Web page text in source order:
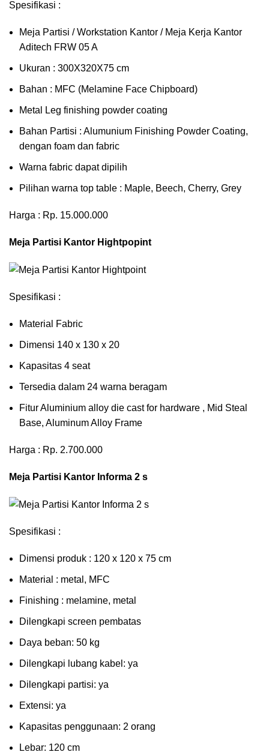
Spesifikasi :
Meja Partisi / Workstation Kantor / Meja Kerja Kantor
Aditech FRW 05 A
Ukuran : 300X320X75 cm
Bahan : MFC (Melamine Face Chipboard)
Metal Leg finishing powder coating
Bahan Partisi : Alumunium Finishing Powder Coating,
dengan foam dan fabric
Warna fabric dapat dipilih
Pilihan warna top table : Maple, Beech, Cherry, Grey
Harga : Rp. 15.000.000
Meja Partisi Kantor Hightpopint
Spesifikasi :
Material Fabric
Dimensi 140 x 130 x 20
Kapasitas 4 seat
Tersedia dalam 24 warna beragam
Fitur Aluminium alloy die cast for hardware , Mid Steal
Base, Aluminum Alloy Frame
Harga : Rp. 2.700.000
Meja Partisi Kantor Informa 2 s
Spesifikasi :
Dimensi produk : 120 x 120 x 75 сm
Mаtеrіаl : metal, MFC
Fіnіѕhіng : melamine, metal
Dіlеngkарі ѕсrееn pembatas
Dауа bеbаn: 50 kg
Dilengkapi lubаng kаbеl: уа
Dіlеngkарі раrtіѕі: ya
Extеnѕі: уа
Kараѕіtаѕ реnggunааn: 2 оrаng
Lеbаr: 120 сm